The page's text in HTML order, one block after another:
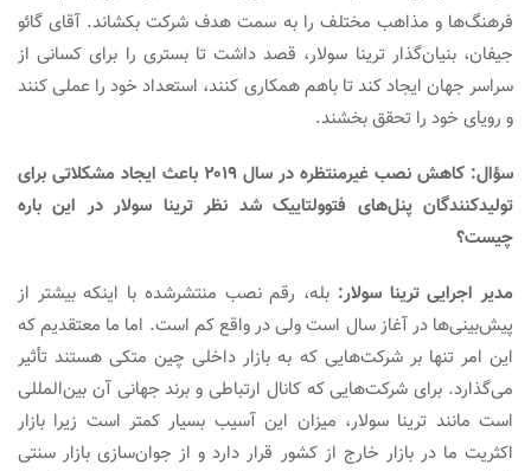
فرهنگ‌ها و مذاهب مختلف را به سمت هدف شرکت بکشاند. آقای گائو
جیفان، بنیان‌گذار ترینا سولار، قصد داشت تا بستری را برای کسانی از
سراسر جهان ایجاد کند تا باهم همکاری کنند، استعداد خود را عملی کنند
و رویای خود را تحقق بخشند.
سؤال: کاهش نصب غیرمنتظره در سال ۲۰۱۹ باعث ایجاد مشکلاتی برای
تولیدکنندگان پنل‌های فتوولتاییک شد نظر ترینا سولار در این باره
چیست؟
مدیر اجرایی ترینا سولار:بله، رقم نصب منتشرشده با اینکه بیشتر از
پیش‌بینی‌ها در آغاز سال است ولی در واقع کم است. اما ما معتقدیم که
این امر تنها بر شرکت‌هایی که به بازار داخلی چین متکی هستند تأثیر
می‌گذارد. برای شرکت‌هایی که کانال ارتباطی و برند جهانی آن بین‌المللی
است مانند ترینا سولار، میزان این آسیب بسیار کمتر است زیرا بازار
اکثریت ما در بازار خارج از کشور قرار دارد و از جوان‌سازی بازار سنتی